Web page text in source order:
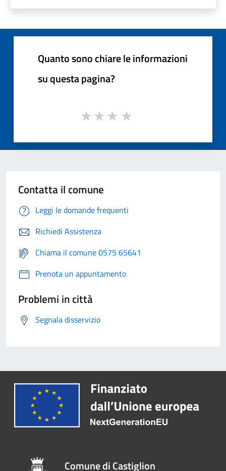
Quanto sono chiare le informazioni
su questa pagina?
Contatta il comune
Leggi le domande frequenti
Richiedi Assistenza
Chiama il comune 0575 65641
Prenota un appuntamento
Problemi in città
Segnala disservizio
Comune di Castiglion